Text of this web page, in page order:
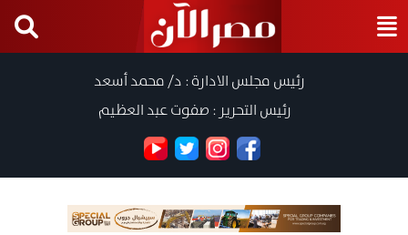
رئيس مجلس الادارة : د/ محمد أسعد
رئيس التحرير : صفوت عبد العظيم